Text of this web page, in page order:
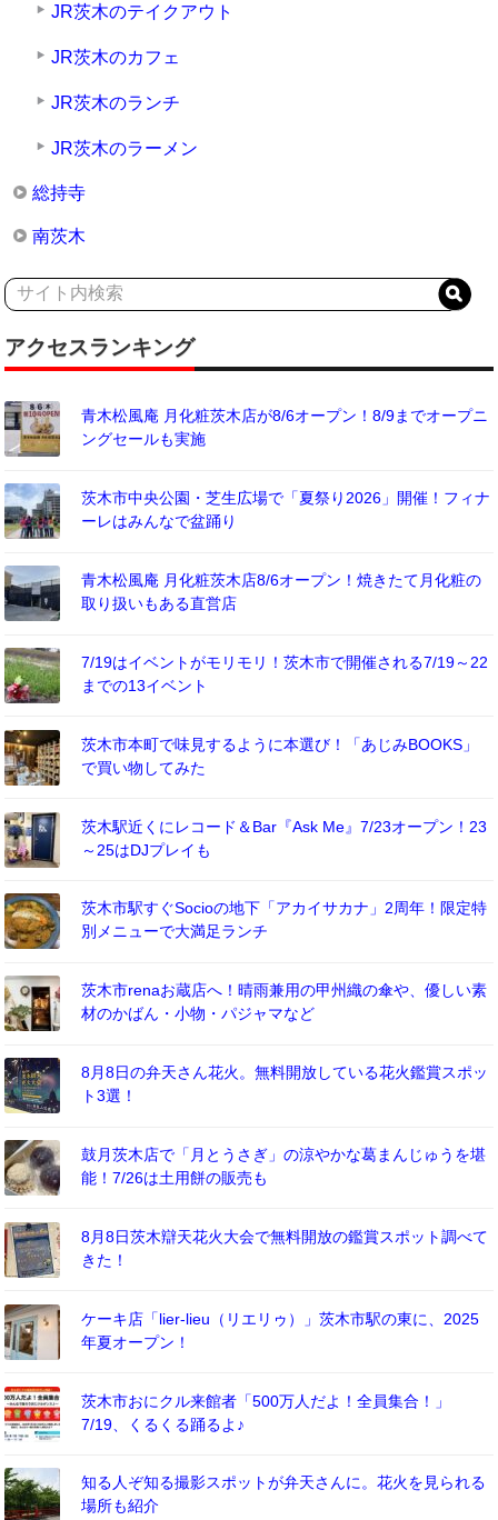
JR茨木のテイクアウト
JR茨木のカフェ
JR茨木のランチ
JR茨木のラーメン
総持寺
南茨木
アクセスランキング
青木松風庵 月化粧茨木店が8/6オープン！8/9までオープニ
ングセールも実施
茨木市中央公園・芝生広場で「夏祭り2026」開催！フィナ
ーレはみんなで盆踊り
青木松風庵 月化粧茨木店8/6オープン！焼きたて月化粧の
取り扱いもある直営店
7/19はイベントがモリモリ！茨木市で開催される7/19～22
までの13イベント
茨木市本町で味見するように本選び！「あじみBOOKS」
で買い物してみた
茨木駅近くにレコード＆Bar『Ask Me』7/23オープン！23
～25はDJプレイも
茨木市駅すぐSocioの地下「アカイサカナ」2周年！限定特
別メニューで大満足ランチ
茨木市renaお蔵店へ！晴雨兼用の甲州織の傘や、優しい素
材のかばん・小物・パジャマなど
8月8日の弁天さん花火。無料開放している花火鑑賞スポッ
ト3選！
鼓月茨木店で「月とうさぎ」の涼やかな葛まんじゅうを堪
能！7/26は土用餅の販売も
8月8日茨木辯天花火大会で無料開放の鑑賞スポット調べて
きた！
ケーキ店「lier-lieu（リエリゥ）」茨木市駅の東に、2025
年夏オープン！
茨木市おにクル来館者「500万人だよ！全員集合！」
7/19、くるくる踊るよ♪
知る人ぞ知る撮影スポットが弁天さんに。花火を見られる
場所も紹介